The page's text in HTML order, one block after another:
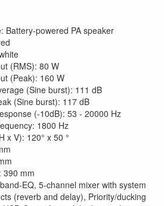
Battery-powered PA speaker
(RMS): 80 W
(Peak): 160 W
(Sine burst): 111 dB
(Sine burst): 117 dB
(-10dB): 53 - 20000 Hz
1800 Hz
x V): 120° x 50 °
390 mm
EQ, 5-channel mixer with system
(reverb and delay), Priority/ducking